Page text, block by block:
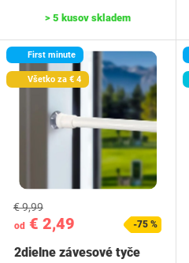
> 5 kusov skladem
First minute
Všetko za € 4
od € 2,49
€ 9,99
-75 %
2dielne závesové tyče